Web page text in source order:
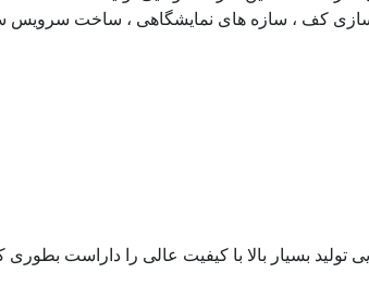
کف ، سازه های نمایشگاهی ، ساخت سرویس